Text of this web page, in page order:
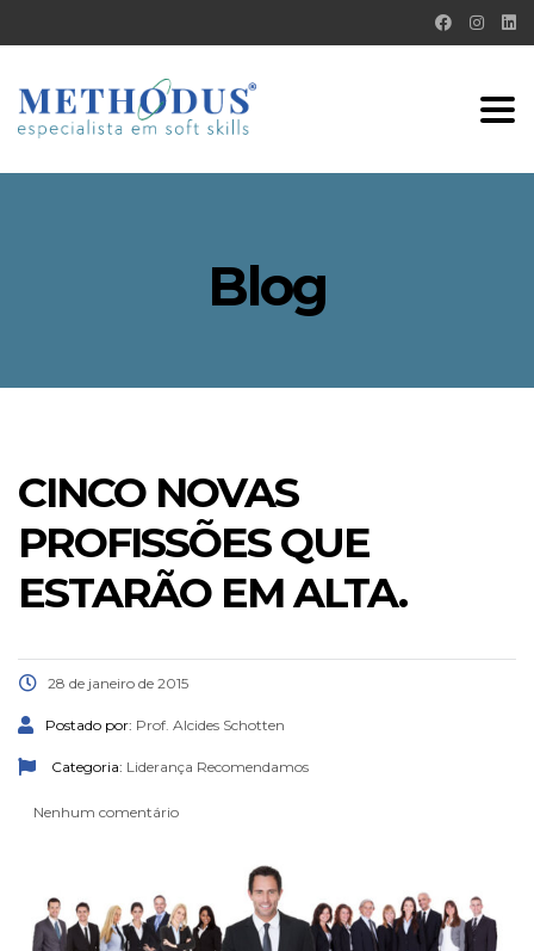
Blog
CINCO NOVAS
PROFISSÕES QUE
ESTARÃO EM ALTA.
28 de janeiro de 2015
Postado por: Prof. Alcides Schotten
Categoria: Liderança Recomendamos
Nenhum comentário